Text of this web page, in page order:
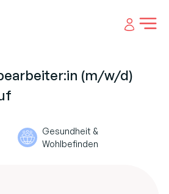
Open
(m/w/d)
Gesundheit &
Wohlbefinden